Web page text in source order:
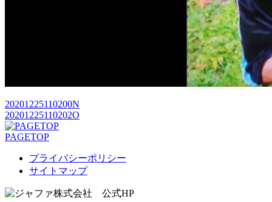
20201225110200N
20201225110202O
PAGETOP
プライバシーポリシー
サイトマップ